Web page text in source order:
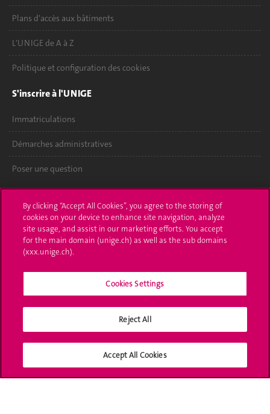
Plans d'accès aux bâtiments
L'UNIGE de A à Z
Politique et configuration des cookies
S'inscrire à l'UNIGE
Immatriculations
Démarches administratives
Poser une question
UNIGE Mobile
Médias
Offres d'emploi
Bibliothèque
Médias sociaux UNIGE
By clicking “Accept All Cookies”, you agree to the storing of
cookies on your device to enhance site navigation, analyze
site usage, and assist in our marketing efforts. You accept
for the main domain (unige.ch) as well as the sub domains
(xxx.unige.ch).
Cookies Settings
Reject All
Accept All Cookies